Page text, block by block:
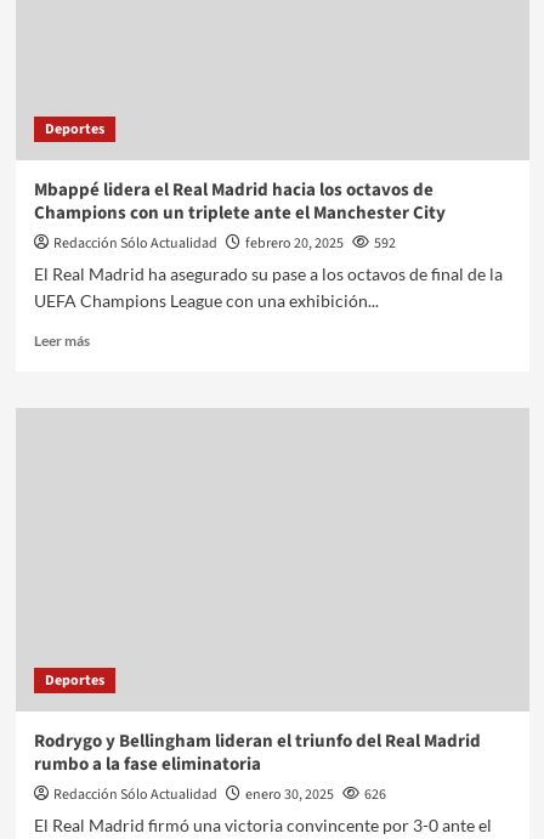
Deportes
Mbappé lidera el Real Madrid hacia los octavos de
Champions con un triplete ante el Manchester City
Redacción Sólo Actualidad febrero 20, 2025
592
El Real Madrid ha asegurado su pase a los octavos de final de la
UEFA Champions League con una exhibición...
Leer más
Deportes
Rodrygo y Bellingham lideran el triunfo del Real Madrid
rumbo a la fase eliminatoria
Redacción Sólo Actualidad enero 30, 2025
626
El Real Madrid firmó una victoria convincente por 3-0 ante el